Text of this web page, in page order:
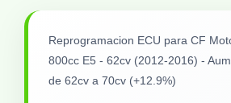
Reprogramacion ECU para CF
800cc E5 - 62cv (2012-2016) -
de 62cv a 70cv (+12.9%)